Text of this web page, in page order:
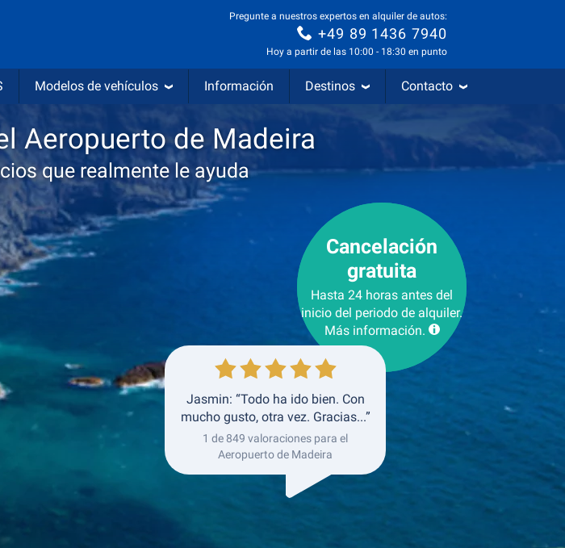
Pregunte a nuestros expertos en alquiler de autos:
+49 89 1436 7940
Hoy a partir de las 10:00 - 18:30 en punto
Modelos de vehículos Información Destinos Contacto
Aeropuerto de Madeira
que realmente le ayuda
Devolución
Cancelación
gratuita
Hasta 24 horas antes del
inicio del periodo de alquiler.
Más información.
Jasmin: “Todo ha ido bien. Con
mucho gusto, otra vez. Gracias...”
1 de 849 valoraciones para el
Aeropuerto de Madeira